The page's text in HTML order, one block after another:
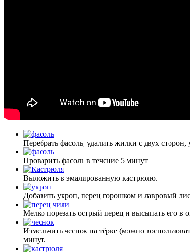
Перебрать фасоль, удалить жилки с двух
Проварить фасоль в течение 5 минут.
Выложить в эмалированную кастрюлю.
Добавить укроп, перец горошком и лавровый
Мелко порезать острый перец и высыпать его в
Измельчить чеснок на тёрке (можно
минут.